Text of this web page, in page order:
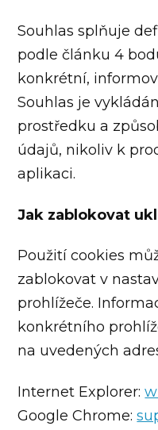
Souhlas splňuje
podle článku 4
konkrétní,
Souhlas je
prostředku a
údajů, nikoliv k
aplikaci.
Jak zablokovat
Použití cookies
zablokovat v
prohlížeče.
konkrétního
na uvedených
Internet Explorer:
Google Chrome: